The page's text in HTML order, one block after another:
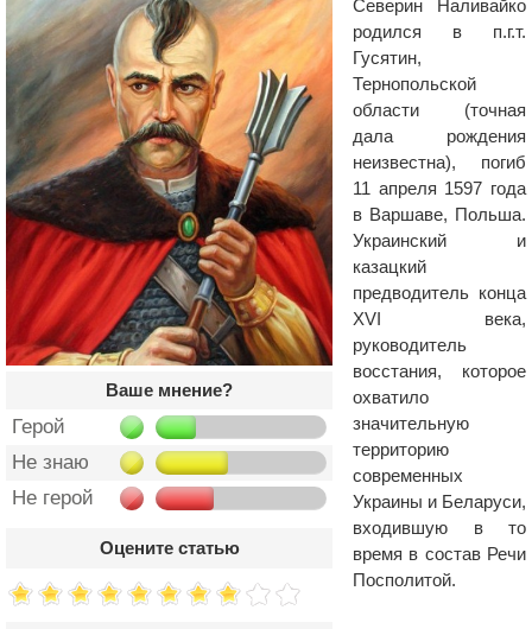
Ваше мнение?
Герой
Не знаю
Не герой
Оцените статью
Северин Наливайко
родился в п.г.т.
Гусятин,
Тернопольской
области (точная
дала рождения
неизвестна), погиб
11 апреля 1597 года
в Варшаве, Польша.
Украинский и
казацкий
предводитель конца
XVI века,
руководитель
восстания, которое
охватило
значительную
территорию
современных
Украины и Беларуси,
входившую в то
время в состав Речи
Посполитой.